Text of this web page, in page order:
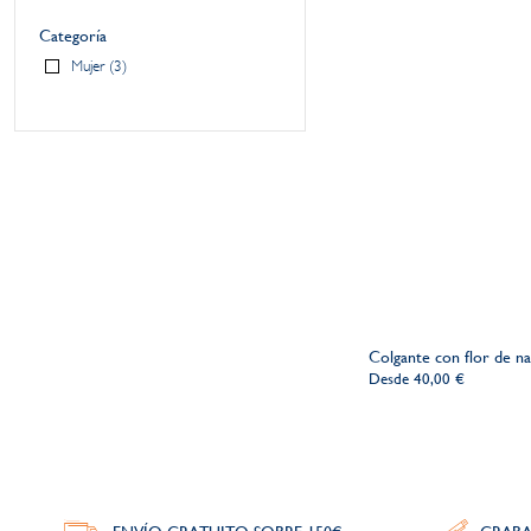
Colgante con flor de
Desde 40,00 €
Categoría
Mujer 3